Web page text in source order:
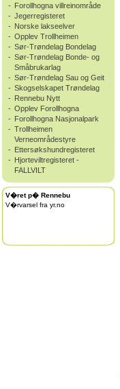
- Forollhogna villreinområde
- Jegerregisteret
- Norske lakseelver
- Opplev Trollheimen
- Sør-Trøndelag Bondelag
- Sør-Trøndelag Bonde- og
Småbrukarlag
- Sør-Trøndelag Sau og Geit
- Skogselskapet Trøndelag
- Rennebu Nytt
- Opplev Forollhogna
- Forollhogna Nasjonalpark
- Trollheimen
Verneområdestyre
- Ettersøkshundregisteret
- Hjorteviltregisteret -
FALLVILT
V�ret p� Rennebu
V�rvarsel fra yr.no